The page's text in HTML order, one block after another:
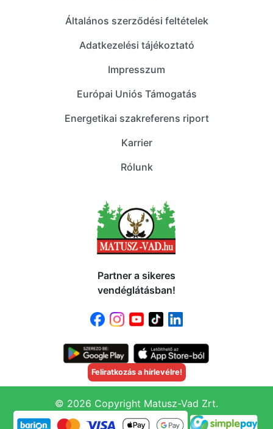
Általános szerződési feltételek
Adatkezelési tájékoztató
Impresszum
Európai Uniós Támogatás
Energetikai szakreferens riport
Karrier
Rólunk
Partner a sikeres
vendéglátásban!
Feliratkozás a hírlevélre!
© 2026 Copyright Matusz-Vad Zrt.